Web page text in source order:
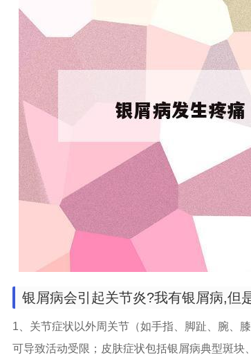
银屑病会引起关节炎?我有银屑病,但
1、关节症状以外周关节（如手指、脚趾、腕、
可导致活动受限；皮肤症状包括银屑病典型斑